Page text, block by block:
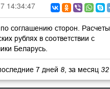
14:34:47
соглашению сторон. Расчеты
рублях в соответствии с
Беларусь.
7 дней 8 , за месяц 32